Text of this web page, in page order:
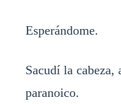
Esperándome.
Sacudí la cabeza,
paranoico.